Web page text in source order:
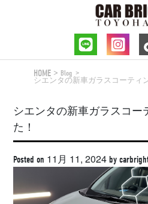
HOME
Blog
シエンタの新車ガラスコーティ
シエンタの新車ガラスコー
た！
Posted on 11月 11, 2024 by